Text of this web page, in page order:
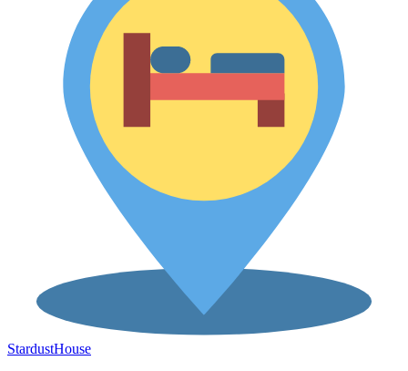
StardustHouse